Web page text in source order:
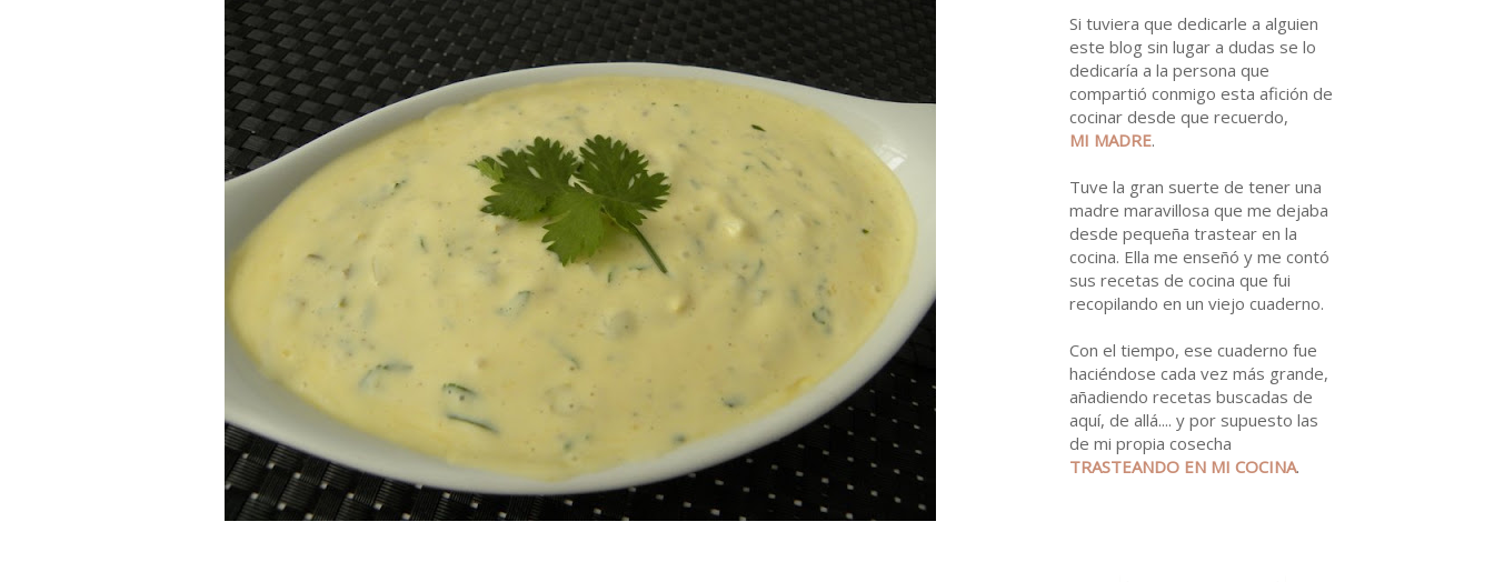
Si tuviera que dedicarle a alguien
este blog sin lugar a dudas se lo
dedicaría a la persona que
compartió conmigo esta afición de
cocinar desde que recuerdo,
MI MADRE.
Tuve la gran suerte de tener una
madre maravillosa que me dejaba
desde pequeña trastear en la
cocina. Ella me enseñó y me contó
sus recetas de cocina que fui
recopilando en un viejo cuaderno.
Con el tiempo, ese cuaderno fue
haciéndose cada vez más grande,
añadiendo recetas buscadas de
aquí, de allá.... y por supuesto las
de mi propia cosecha
TRASTEANDO EN MI COCINA.